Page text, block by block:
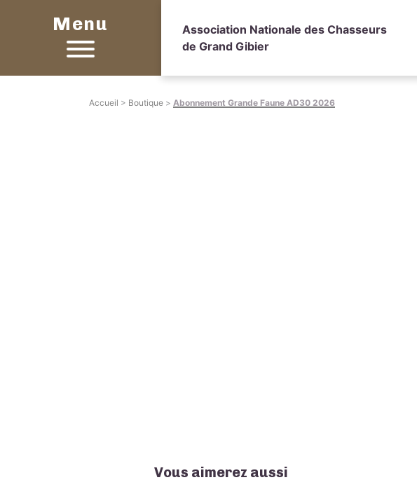
Menu
Association Nationale des Chasseurs
de Grand Gibier
Accueil > Boutique > Abonnement Grande Faune AD30 2026
Vous aimerez aussi